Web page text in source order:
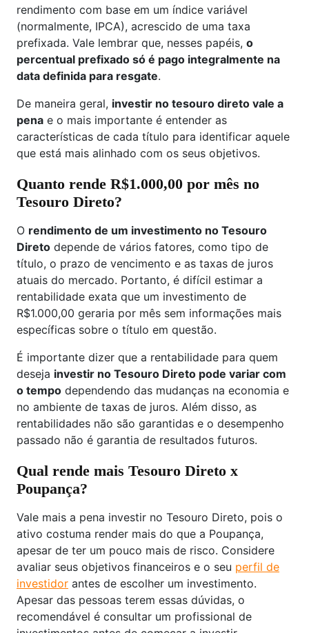
rendimento com base em um índice variável
(normalmente, IPCA), acrescido de uma taxa
prefixada. Vale lembrar que, nesses papéis, o
percentual prefixado só é pago integralmente na
data definida para resgate.
De maneira geral, investir no tesouro direto vale a
pena e o mais importante é entender as
características de cada título para identificar aquele
que está mais alinhado com os seus objetivos.
Quanto rende R$1.000,00 por mês no
Tesouro Direto?
O rendimento de um investimento no Tesouro
Direto depende de vários fatores, como tipo de
título, o prazo de vencimento e as taxas de juros
atuais do mercado. Portanto, é difícil estimar a
rentabilidade exata que um investimento de
R$1.000,00 geraria por mês sem informações mais
específicas sobre o título em questão.
É importante dizer que a rentabilidade para quem
deseja investir no Tesouro Direto pode variar com
o tempo dependendo das mudanças na economia e
no ambiente de taxas de juros. Além disso, as
rentabilidades não são garantidas e o desempenho
passado não é garantia de resultados futuros.
Qual rende mais Tesouro Direto x
Poupança?
Vale mais a pena investir no Tesouro Direto, pois o
ativo costuma render mais do que a Poupança,
apesar de ter um pouco mais de risco. Considere
avaliar seus objetivos financeiros e o seu perfil de
investidor antes de escolher um investimento.
Apesar das pessoas terem essas dúvidas, o
recomendável é consultar um profissional de